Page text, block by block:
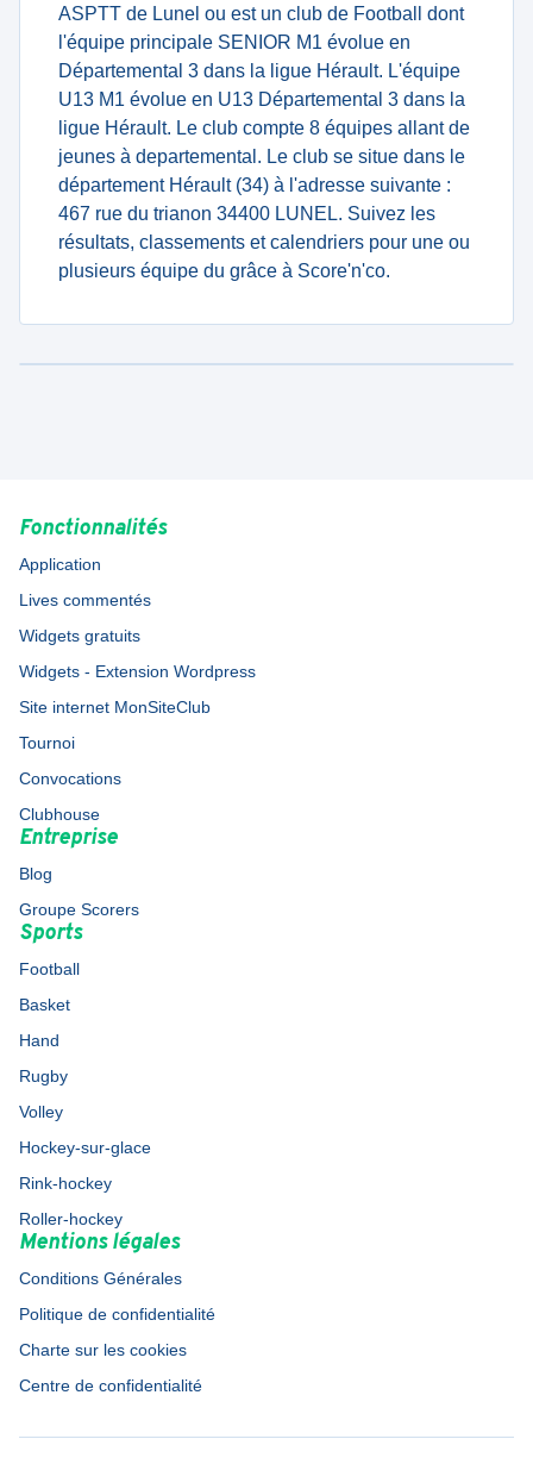
ASPTT de Lunel ou est un club de Football dont
l'équipe principale SENIOR M1 évolue en
Départemental 3 dans la ligue Hérault. L'équipe
U13 M1 évolue en U13 Départemental 3 dans la
ligue Hérault. Le club compte 8 équipes allant de
jeunes à departemental. Le club se situe dans le
département Hérault (34) à l'adresse suivante :
467 rue du trianon 34400 LUNEL. Suivez les
résultats, classements et calendriers pour une ou
plusieurs équipe du grâce à Score'n'co.
Fonctionnalités
Application
Lives commentés
Widgets gratuits
Widgets - Extension Wordpress
Site internet MonSiteClub
Tournoi
Convocations
Clubhouse
Entreprise
Blog
Groupe Scorers
Sports
Football
Basket
Hand
Rugby
Volley
Hockey-sur-glace
Rink-hockey
Roller-hockey
Mentions légales
Conditions Générales
Politique de confidentialité
Charte sur les cookies
Centre de confidentialité